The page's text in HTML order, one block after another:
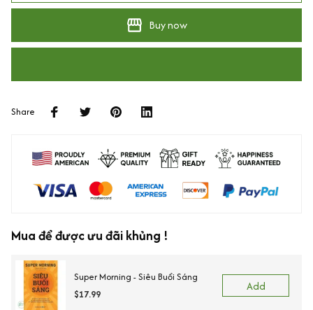
Buy now
Share
Mua để được ưu đãi khủng !
Super Morning - Siêu Buổi Sáng
$17.99
Add